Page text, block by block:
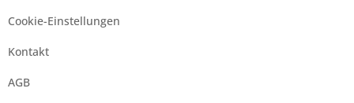
Cookie-Einstellungen
Kontakt
AGB